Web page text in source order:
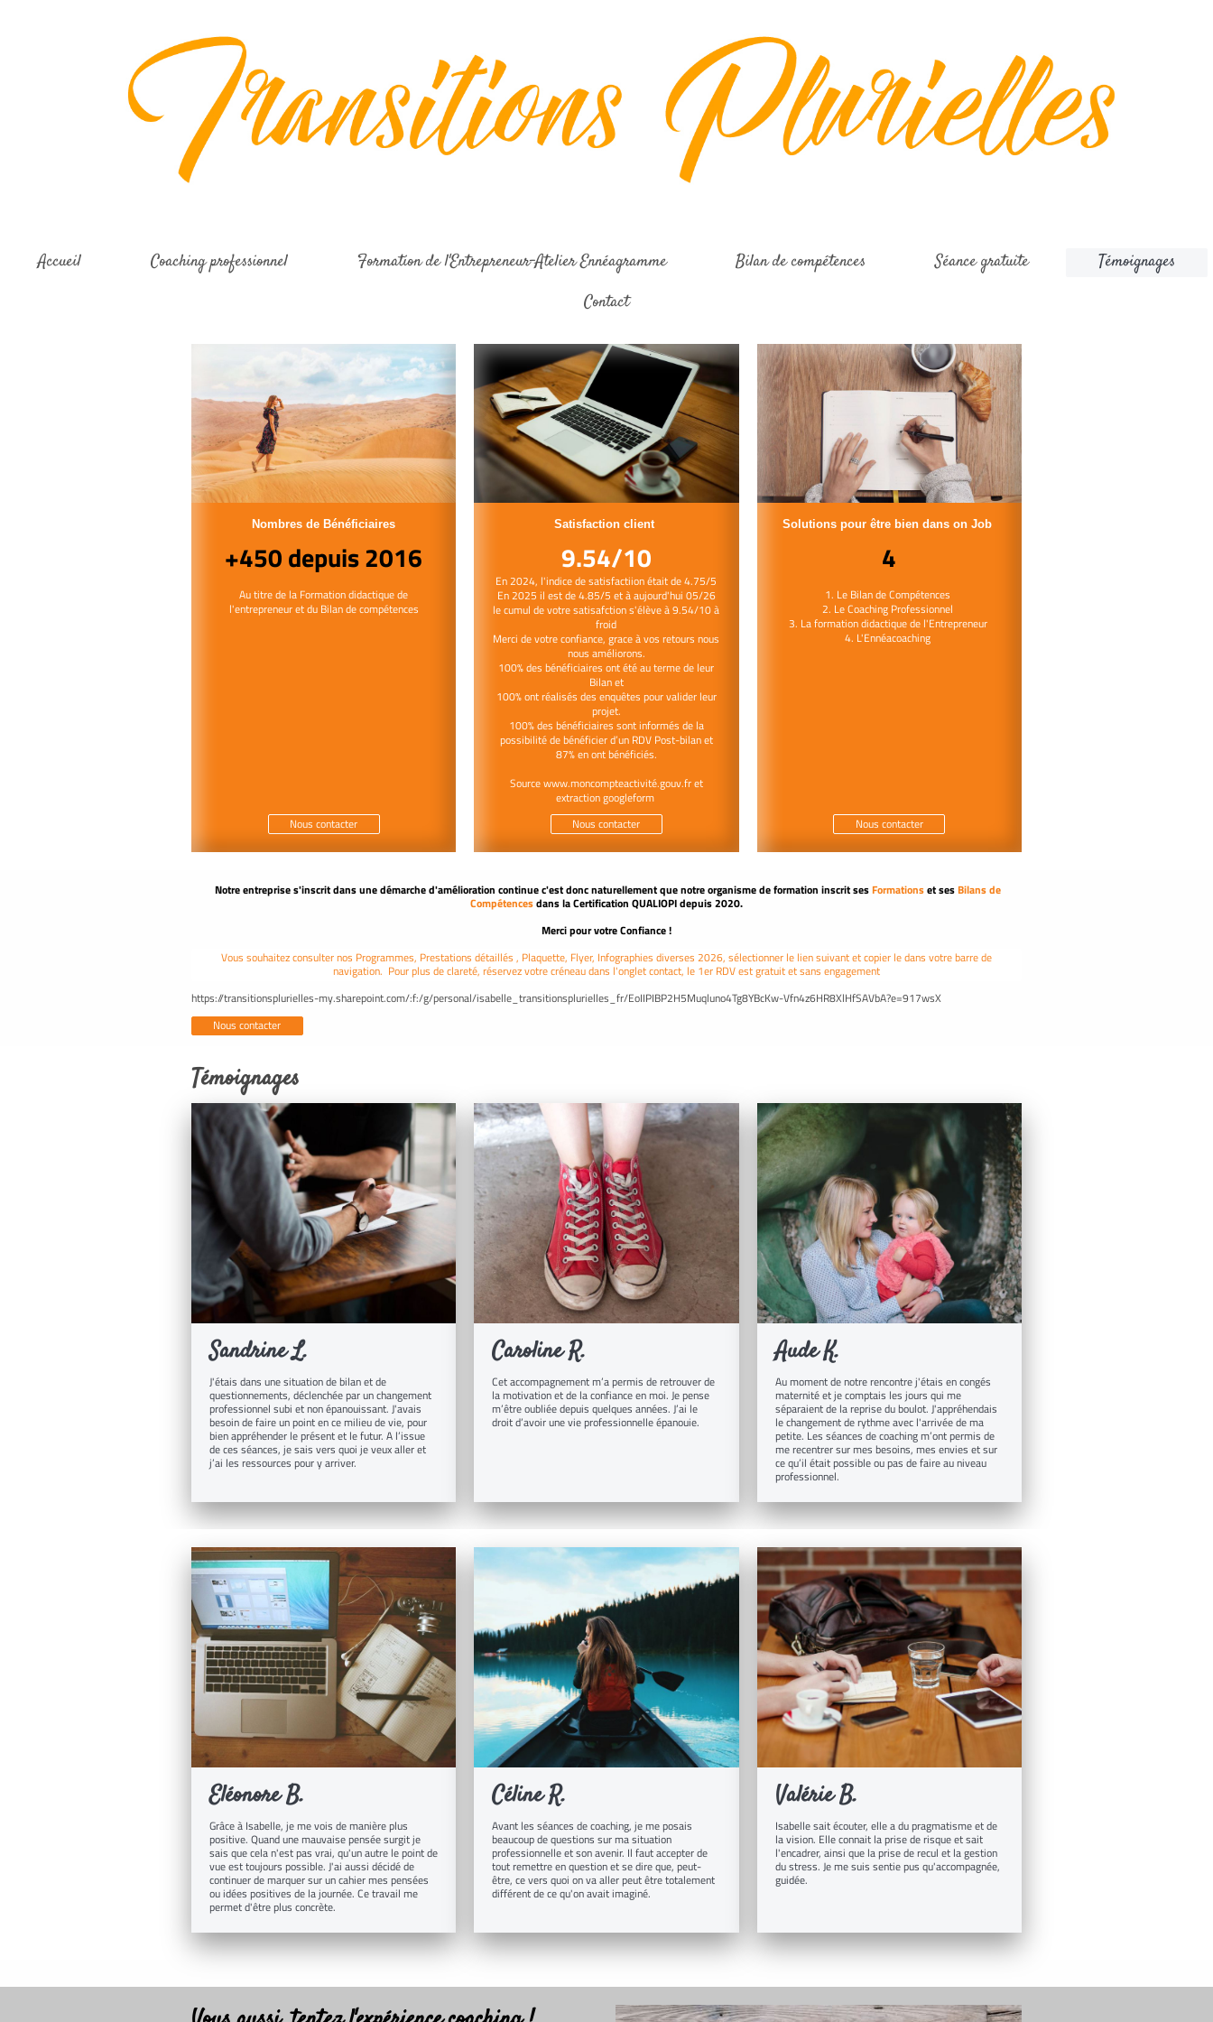
Accueil Coaching professionnel Formation de l'Entrepreneur-Atelier Ennéagramme Bilan de compétences Séance gratuite
Témoignages
Contact
Nombres de Bénéficiaires
+450 depuis 2016
Au titre de la Formation didactique de
l'entrepreneur et du Bilan de compétences
Nous contacter
Satisfaction client
9.54/10
En 2024, l'indice de satisfactiion était de 4.75/5
En 2025 il est de 4.85/5 et à aujourd'hui 05/26
le cumul de votre satisafction s'élève à 9.54/10 à
froid
Merci de votre confiance, grace à vos retours nous
nous améliorons.
100% des bénéficiaires ont été au terme de leur
Bilan et
100% ont réalisés des enquêtes pour valider leur
projet.
100% des bénéficiaires sont informés de la
possibilité de bénéficier d’un RDV Post-bilan et
87% en ont bénéficiés.
Source www.moncompteactivité.gouv.fr et
extraction googleform
Nous contacter
Solutions pour être bien dans on Job
4
1. Le Bilan de Compétences
2. Le Coaching Professionnel
3. La formation didactique de l'Entrepreneur
4. L'Ennéacoaching
Nous contacter
Notre entreprise s'inscrit dans une démarche d'amélioration continue c'est donc naturellement que notre organisme de formation inscrit sesFormationset sesBilans de
Compétencesdans la Certification QUALIOPI depuis 2020.
Merci pour votre Confiance !
Vous souhaitez consulter nos Programmes, Prestations détaillés , Plaquette, Flyer, Infographies diverses 2026, sélectionner le lien suivant et copier le dans votre barre de
navigation. Pour plus de clareté, réservez votre créneau dans l'onglet contact, le 1er RDV est gratuit et sans engagement
https://transitionsplurielles-my.sharepoint.com/:f:/g/personal/isabelle_transitionsplurielles_fr/EoIIPIBP2H5Muqluno4Tg8YBcKw-Vfn4z6HR8XlHfSAVbA?e=917wsX
Nous contacter
Témoignages
Sandrine L.
J'étais dans une situation de bilan et de
questionnements, déclenchée par un changement
professionnel subi et non épanouissant. J'avais
besoin de faire un point en ce milieu de vie, pour
bien appréhender le présent et le futur. A l’issue
de ces séances, je sais vers quoi je veux aller et
j’ai les ressources pour y arriver.
Caroline R.
Cet accompagnement m’a permis de retrouver de
la motivation et de la confiance en moi. Je pense
m’être oubliée depuis quelques années. J’ai le
droit d’avoir une vie professionnelle épanouie.
Aude K.
Au moment de notre rencontre j'étais en congés
maternité et je comptais les jours qui me
séparaient de la reprise du boulot. J'appréhendais
le changement de rythme avec l'arrivée de ma
petite. Les séances de coaching m’ont permis de
me recentrer sur mes besoins, mes envies et sur
ce qu’il était possible ou pas de faire au niveau
professionnel.
Eléonore B.
Grâce à Isabelle, je me vois de manière plus
positive. Quand une mauvaise pensée surgit je
sais que cela n'est pas vrai, qu'un autre le point de
vue est toujours possible. J'ai aussi décidé de
continuer de marquer sur un cahier mes pensées
ou idées positives de la journée. Ce travail me
permet d'être plus concrète.
Céline R.
Avant les séances de coaching, je me posais
beaucoup de questions sur ma situation
professionnelle et son avenir. Il faut accepter de
tout remettre en question et se dire que, peut-
être, ce vers quoi on va aller peut être totalement
différent de ce qu'on avait imaginé.
Valérie B.
Isabelle sait écouter, elle a du pragmatisme et de
la vision. Elle connait la prise de risque et sait
l'encadrer, ainsi que la prise de recul et la gestion
du stress. Je me suis sentie pus qu'accompagnée,
guidée.